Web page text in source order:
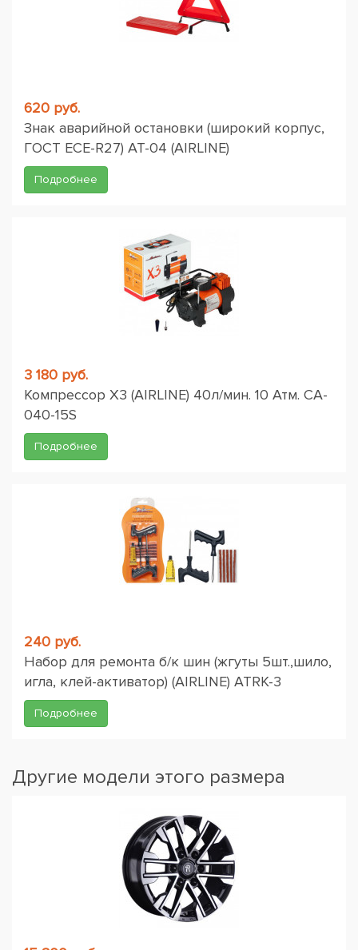
620 руб.
Знак аварийной остановки (широкий корпус,
ГОСТ ЕСЕ-R27) AT-04 (AIRLINE)
Подробнее
3 180 руб.
Компрессор X3 (AIRLINE) 40л/мин. 10 Атм. CA-
040-15S
Подробнее
240 руб.
Набор для ремонта б/к шин (жгуты 5шт.,шило,
игла, клей-активатор) (AIRLINE) ATRK-3
Подробнее
Другие модели этого размера